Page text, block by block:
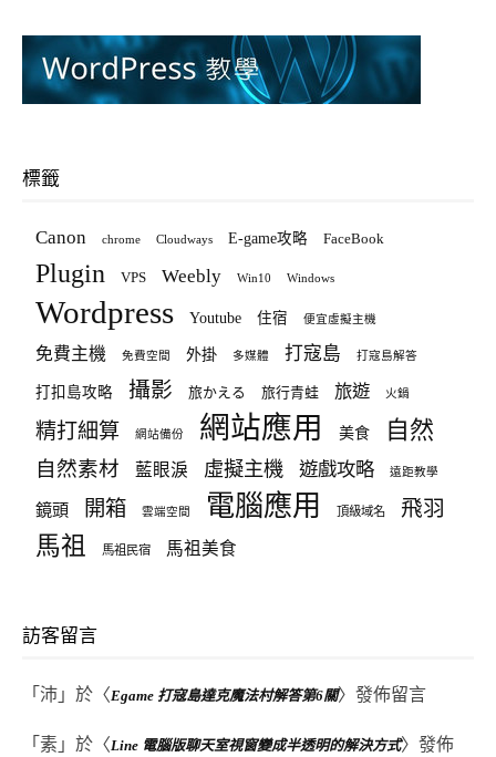
標籤
Canon chrome Cloudways E-game攻略 FaceBook
Plugin VPS Weebly Win10 Windows
Wordpress Youtube 住宿 便宜虛擬主機
免費主機 免費空間 外掛 多媒體 打寇島 打寇島解答
打扣島攻略 攝影 旅かえる 旅行青蛙 旅遊 火鍋
精打細算 網站備份 網站應用 美食 自然
自然素材 藍眼淚 虛擬主機 遊戲攻略 遠距教學
鏡頭 開箱 雲端空間 電腦應用 頂級域名 飛羽
馬祖 馬祖民宿 馬祖美食
訪客留言
「 沛 」於〈Egame 打寇島達克魔法村解答第6關〉發佈留言
「 素 」於〈Line 電腦版聊天室視窗變成半透明的解決方式〉發佈